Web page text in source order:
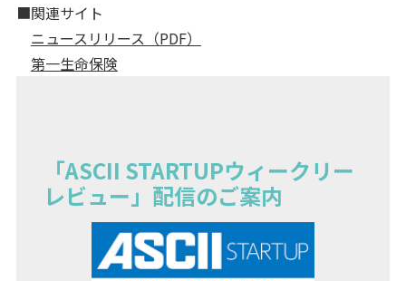
■関連サイト
ニュースリリース（PDF）
第一生命保険
「ASCII STARTUPウィークリー
レビュー」配信のご案内